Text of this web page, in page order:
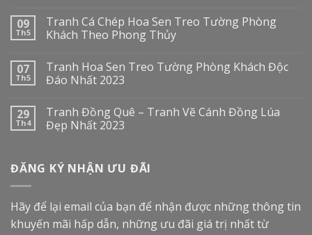
09
Th5
Tranh Cá Chép Hoa Sen Treo Tường Phòng
Khách Theo Phong Thủy
07
Th5
Tranh Hoa Sen Treo Tường Phòng Khách Độc
Đáo Nhất 2023
29
Th4
Tranh Đồng Quê – Tranh Vẽ Cánh Đồng Lúa
Đẹp Nhất 2023
ĐĂNG KÝ NHẬN ƯU ĐÃI
Hãy để lại email của bạn để nhận được những thông tin
khuyến mãi hấp dẫn, những ưu đãi giá trị nhất từ